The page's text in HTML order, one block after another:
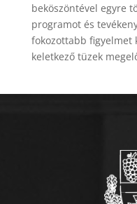
beköszöntével egyre
programot és
fokozottabb figyelmet
keletkező tüzek